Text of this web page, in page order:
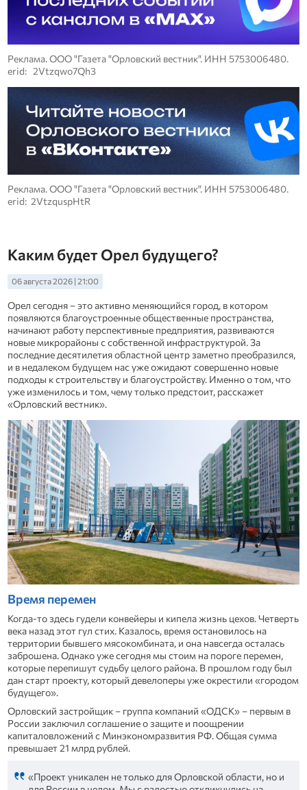
Реклама. ООО "Газета "Орловский вестник". ИНН 5753006480.
erid: 2Vtzqwo7Qh3
Реклама. ООО "Газета "Орловский вестник". ИНН 5753006480.
erid: 2VtzquspHtR
Каким будет Орел будущего?
06 августа 2026 | 21:00
Орел сегодня – это активно меняющийся город, в котором
появляются благоустроенные общественные пространства,
начинают работу перспективные предприятия, развиваются
новые микрорайоны с собственной инфраструктурой. За
последние десятилетия областной центр заметно преобразился,
и в недалеком будущем нас уже ожидают совершенно новые
подходы к строительству и благоустройству. Именно о том, что
уже изменилось и том, чему только предстоит, расскажет
«Орловский вестник».
Время перемен
Когда-то здесь гудели конвейеры и кипела жизнь цехов. Четверть
века назад этот гул стих. Казалось, время остановилось на
территории бывшего мясокомбината, и она навсегда осталась
заброшена. Однако уже сегодня мы стоим на пороге перемен,
которые перепишут судьбу целого района. В прошлом году был
дан старт проекту, который девелоперы уже окрестили «городом
будущего».
Орловский застройщик – группа компаний «ОДСК» – первым в
России заключил соглашение о защите и поощрении
капиталовложений с Минэкономразвития РФ. Общая сумма
превышает 21 млрд рублей.
«Проект уникален не только для Орловской области, но и